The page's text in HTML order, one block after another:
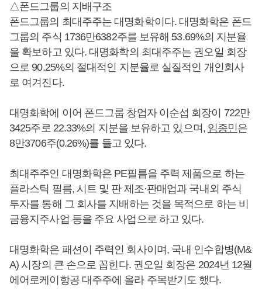
△폰드그룹의 지배구조
폰드그룹의 최대주주는 대명화학이다. 대명화학은 폰드
그룹의 주식 1736만6382주를 보유해 53.69%의 지분율
을 확보하고 있다. 대명화학의 최대주주는 권오일 회장
으로 90.25%의 절대적인 지분율로 실질적인 개인회사
로 여겨진다.
대명화학에 이어 폰드그룹 창업자 이순섭 회장이 722만
3425주로 22.33%의 지분을 보유하고 있으며, 임종민은
8만3706주(0.26%)를 들고 있다.
최대주주인 대명화학은 PE필름을 주력 제품으로 하는
플라스틱 필름, 시트 및 판 제조·판매업과 국내외 주식
투자를 통해 그 회사를 지배하는 것을 목적으로 하는 비
금융지주사업 등을 주요 사업으로 하고 있다.
대명화학은 패션이 주력인 회사이며, 국내 인수합병(M&
A) 시장의 큰 손으로 꼽힌다. 권오일 회장은 2024년 12월
에어로케이항공 대주주에 올라 주목받기도 했다.